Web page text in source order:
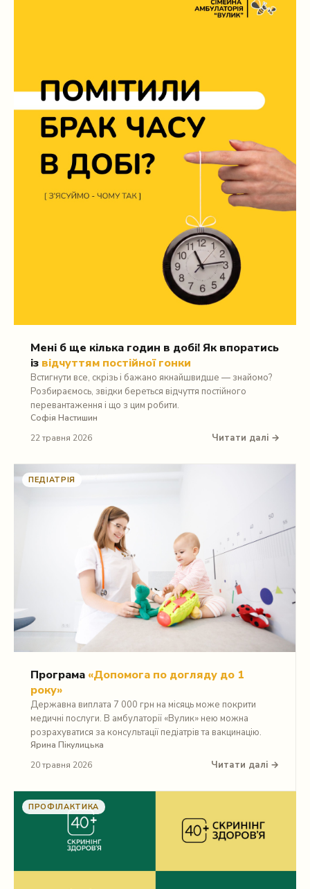
Мені б ще кілька годин в добі! Як впоратись
із відчуттям постійної гонки
Встигнути все, скрізь і бажано якнайшвидше — знайомо?
Розбираємось, звідки береться відчуття постійного
перевантаження і що з цим робити.
Софія Настишин
22 травня 2026
Читати далі →
ПЕДІАТРІЯ
Програма «Допомога по догляду до 1
року»
Державна виплата 7 000 грн на місяць може покрити
медичні послуги. В амбулаторії «Вулик» нею можна
розрахуватися за консультації педіатрів та вакцинацію.
Ярина Пікулицька
20 травня 2026
Читати далі →
ПРОФІЛАКТИКА